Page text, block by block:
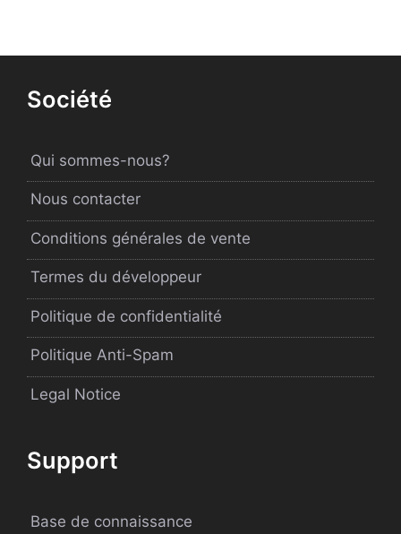
Société
Qui sommes-nous?
Nous contacter
Conditions générales de vente
Termes du développeur
Politique de confidentialité
Politique Anti-Spam
Legal Notice
Support
Base de connaissance